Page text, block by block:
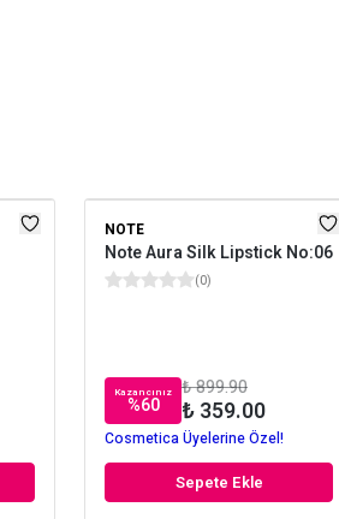
NOTE
Note Aura Silk Lipstick No:06
(0)
Kazancınız
%60
₺ 899.90
₺ 359.00
Cosmetica Üyelerine Özel!
Sepete Ekle